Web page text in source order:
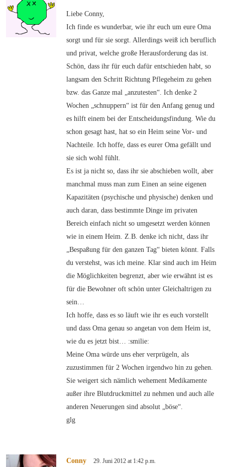
Liebe Conny,
Ich finde es wunderbar, wie ihr euch um eure Oma
sorgt und für sie sorgt. Allerdings weiß ich beruflich
und privat, welche große Herausforderung das ist.
Schön, dass ihr für euch dafür entschieden habt, so
langsam den Schritt Richtung Pflegeheim zu gehen
bzw. das Ganze mal „anzutesten“. Ich denke 2
Wochen „schnuppern“ ist für den Anfang genug und
es hilft einem bei der Entscheidungsfindung. Wie du
schon gesagt hast, hat so ein Heim seine Vor- und
Nachteile. Ich hoffe, dass es eurer Oma gefällt und
sie sich wohl fühlt.
Es ist ja nicht so, dass ihr sie abschieben wollt, aber
manchmal muss man zum Einen an seine eigenen
Kapazitäten (psychische und physische) denken und
auch daran, dass bestimmte Dinge im privaten
Bereich einfach nicht so umgesetzt werden können
wie in einem Heim. Z.B. denke ich nicht, dass ihr
„Bespaßung für den ganzen Tag“ bieten könnt. Falls
du verstehst, was ich meine. Klar sind auch im Heim
die Möglichkeiten begrenzt, aber wie erwähnt ist es
für die Bewohner oft schön unter Gleichaltrigen zu
sein…
Ich hoffe, dass es so läuft wie ihr es euch vorstellt
und dass Oma genau so angetan von dem Heim ist,
wie du es jetzt bist… :smilie:
Meine Oma würde uns eher verprügeln, als
zuzustimmen für 2 Wochen irgendwo hin zu gehen.
Sie weigert sich nämlich wehement Medikamente
außer ihre Blutdruckmittel zu nehmen und auch alle
anderen Neuerungen sind absolut „böse“.
glg
Conny 29. Juni 2012 at 1:42 p.m.